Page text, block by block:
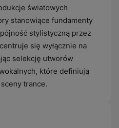
światowych
stanowiące fundamenty
stylistyczną przez
się wyłącznie na
selekcję utworów
które definiują
trance.